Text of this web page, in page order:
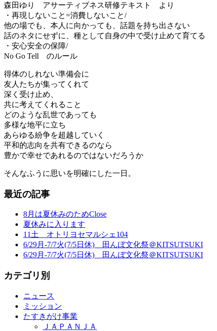
森田ゆり アサーティブネス研修テキスト より
・再現しないこと=消費しないこと/
他の場でも、本人に向かっても、話題を持ち出さない
話のネタにせずに、種として自身の中で受け止めて育てる
・安心安全の保障/
No Go Tell のルール
得体のしれない準備会に
友人たちが集ってくれて
深く受け止め、
共に考えてくれること
どのような乱世であっても
多様な地平に立ち
あらゆる紛争を超越していく
平和的志向を共有できるのなら
豊かで幸せであれるのではないだろうか
そんなふうに思いを明確にした一日。
最近の記事
8月は夏休みのためClose
夏休みに入ります
11土 オトリヨセマルシェ104
6/29月-7/7火(7/5日休) 田んぼ文化祭＠KITSUTSUKI
6/29月-7/7火(7/5日休) 田んぼ文化祭＠KITSUTSUKI
カテゴリ別
ニュース
ミッション
たすきがけ事業
ＪＡＰＡＮＪＡ